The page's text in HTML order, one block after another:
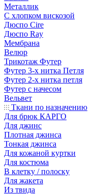
Металлик
С хлопком вискозой
Дюспо Cire
Дюспо Ray
Мембрана
Велюр
Трикотаж Футер
Футер 3-х нитка Петля
Футер 2-х нитка петля
Футер с начесом
Вельвет
Ткани по назначению
Для брюк КАРГО
Для джинс
Плотная джинса
Тонкая джинса
Для кожаной куртки
Для костюма
В клетку / полоску
Для жакета
Из твида